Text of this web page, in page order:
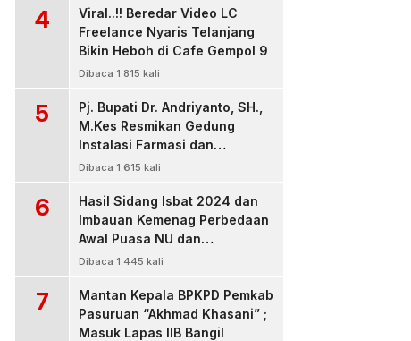
4
Viral..!! Beredar Video LC
Freelance Nyaris Telanjang
Bikin Heboh di Cafe Gempol 9
Dibaca 1.815 kali
5
Pj. Bupati Dr. Andriyanto, SH.,
M.Kes Resmikan Gedung
Instalasi Farmasi dan
Dropzone IGD, RSUD Bangil
Dibaca 1.615 kali
6
Hasil Sidang Isbat 2024 dan
Imbauan Kemenag Perbedaan
Awal Puasa NU dan
Muhamadiyah
Dibaca 1.445 kali
7
Mantan Kepala BPKPD Pemkab
Pasuruan “Akhmad Khasani” ;
Masuk Lapas IIB Bangil